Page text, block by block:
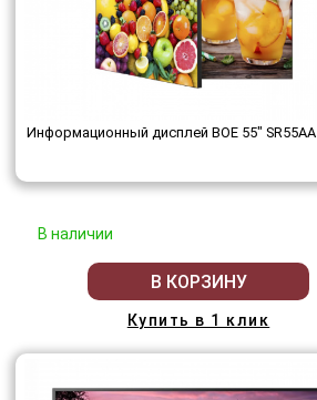
Информационный дисплей BOE 55" SR55AA
В наличии
В КОРЗИНУ
Купить в 1 клик